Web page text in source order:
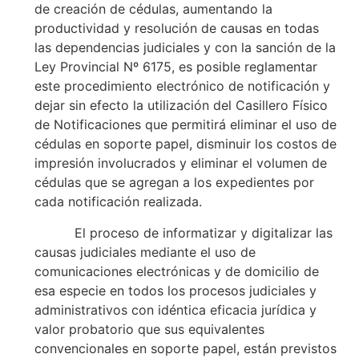
de creación de cédulas, aumentando la
productividad y resolución de causas en todas
las dependencias judiciales y con la sanción de la
Ley Provincial Nº 6175, es posible reglamentar
este procedimiento electrónico de notificación y
dejar sin efecto la utilización del Casillero Físico
de Notificaciones que permitirá eliminar el uso de
cédulas en soporte papel, disminuir los costos de
impresión involucrados y eliminar el volumen de
cédulas que se agregan a los expedientes por
cada notificación realizada.
El proceso de informatizar y digitalizar las
causas judiciales mediante el uso de
comunicaciones electrónicas y de domicilio de
esa especie en todos los procesos judiciales y
administrativos con idéntica eficacia jurídica y
valor probatorio que sus equivalentes
convencionales en soporte papel, están previstos